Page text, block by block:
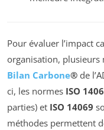
Pour évaluer l’impact
organisation, plusieurs
Bilan Carbone® de
ci, les normes ISO
parties) et ISO 14069
méthodes permettent